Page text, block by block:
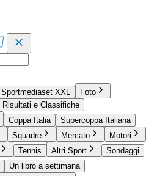
Sportmediaset XXL
Foto
Risultati e Classifiche
Coppa Italia
Supercoppa Italiana
Squadre Mercato
Motori
Tennis Altri Sport
Sondaggi
Un libro a settimana